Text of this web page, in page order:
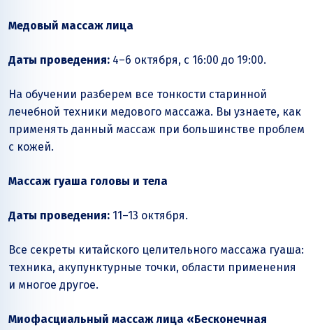
Медовый массаж лица
Даты проведения: 4–6 октября, с 16:00 до 19:00.
На обучении разберем все тонкости старинной
лечебной техники медового массажа. Вы узнаете, как
применять данный массаж при большинстве проблем
с кожей.
Массаж гуаша головы и тела
Даты проведения: 11–13 октября.
Все секреты китайского целительного массажа гуаша:
техника, акупунктурные точки, области применения
и многое другое.
Миофасциальный массаж лица «Бесконечная